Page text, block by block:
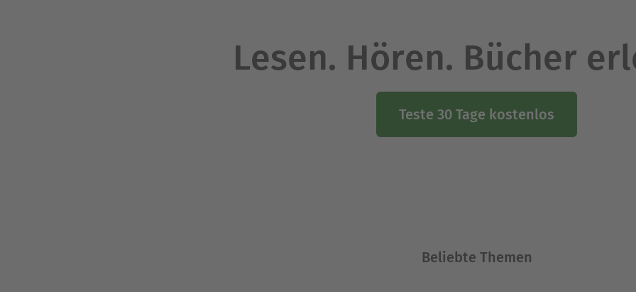
Lesen. Hören. Bücher
Teste 30 Tage kostenlos
Beliebte Themen